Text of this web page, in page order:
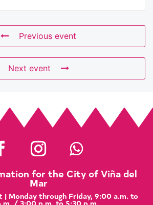
Previous event
Next event
for the City of Viña del
Mar
| Monday through Friday, 9:00 a.m. to